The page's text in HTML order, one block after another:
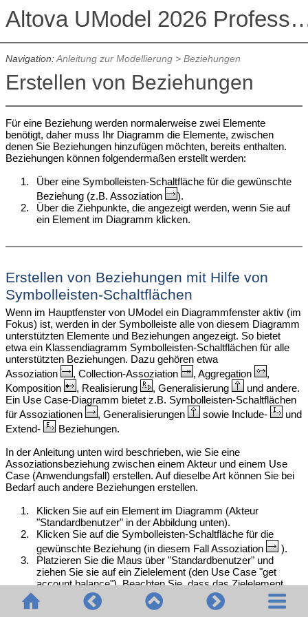
Altova UModel 2026
Navigation:Anleitung zur Modellierung> Beziehungen
Erstellen von Beziehungen
Für eine Beziehung werden normalerweise zwei Elemente
benötigt, daher muss Ihr Diagramm die Elemente, zwischen
denen Sie Beziehungen hinzufügen möchten, bereits enthalten.
Beziehungen können folgendermaßen erstellt werden:
1.
Über eine Symbolleisten-Schaltfläche für die gewünschte
Beziehung (z.B. Assoziation
).
2.
Über die Ziehpunkte, die angezeigt werden, wenn Sie auf
ein Element im Diagramm klicken.
Erstellen von Beziehungen mit Hilfe von
Symbolleisten-Schaltflächen
Wenn im Hauptfenster von UModel ein Diagrammfenster aktiv (im
Fokus) ist, werden in der Symbolleiste alle von diesem Diagramm
unterstützten Elemente und Beziehungen angezeigt. So bietet
etwa ein Klassendiagramm Symbolleisten-Schaltflächen für alle
unterstützten Beziehungen. Dazu gehören etwa
Assoziation
, Collection-Assoziation , Aggregation
,
Komposition
, Realisierung , Generalisierung
und andere.
Ein Use Case-Diagramm bietet z.B. Symbolleisten-Schaltflächen
für Assoziationen
, Generalisierungen sowie Include-
und
Extend-
Beziehungen.
In der Anleitung unten wird beschrieben, wie Sie eine
Assoziationsbeziehung zwischen einem Akteur und einem Use
Case (Anwendungsfall) erstellen. Auf dieselbe Art können Sie bei
Bedarf auch andere Beziehungen erstellen.
1.
Klicken Sie auf ein Element im Diagramm (Akteur
"Standardbenutzer" in der Abbildung unten).
2.
Klicken Sie auf die Symbolleisten-Schaltfläche für die
gewünschte Beziehung (in diesem Fall Assoziation
).
3.
Platzieren Sie die Maus über "Standardbenutzer" und
ziehen Sie sie auf ein Zielelement (den Use Case "get
account balance"). Beachten Sie, dass das Zielelement
grün markiert wird und die Beziehung nur akzeptiert, wenn
diese gemäß der UML-Spezifikation sinnvoll ist.